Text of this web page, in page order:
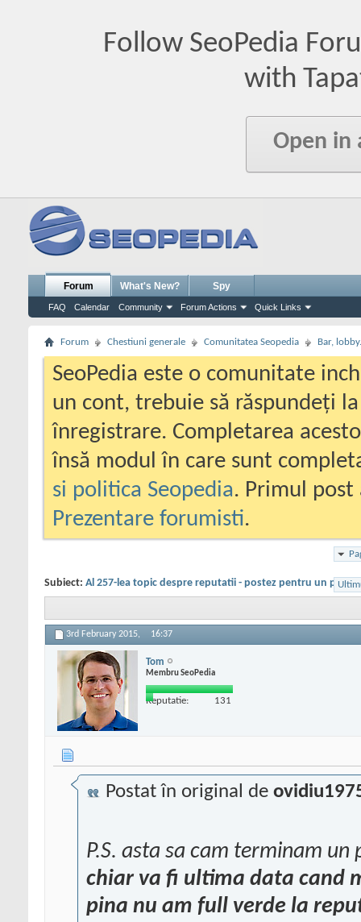
Follow SeoPedia
with
Open in
Forum
FAQ Calendar Community Forum Actions Quick Links
What's New? Spy
Forum Chestiuni generale Comunitatea Seopedia Bar,
SeoPedia este o comunitate
un cont, trebuie să răspundeți
înregistrare. Completarea
însă modul în care sunt
si politica Seopedia. Primul
Prezentare forumisti.
Subiect: Al 257-lea topic despre reputatii - postez pentru un
3rd February 2015, 16:37
Tom
Membru SeoPedia
Reputatie: 131
Postat în original de
P.S. asta sa cam terminam
chiar va fi ultima data cand
pina nu am full verde la